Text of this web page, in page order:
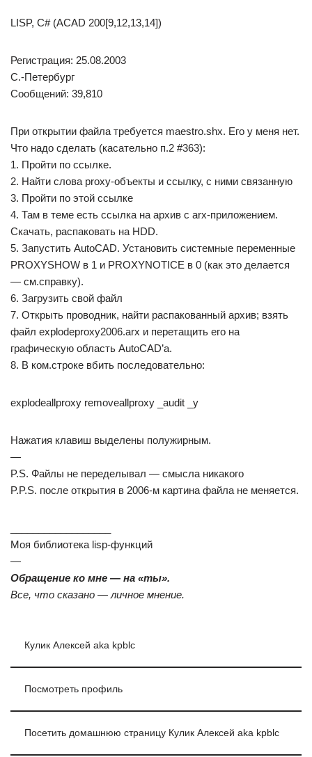
LISP, C# (ACAD 200[9,12,13,14])
Регистрация: 25.08.2003
С.-Петербург
Сообщений: 39,810
При открытии файла требуется maestro.shx. Его у меня нет.
Что надо сделать (касательно п.2 #363):
1. Пройти по ссылке.
2. Найти слова proxy-объекты и ссылку, с ними связанную
3. Пройти по этой ссылке
4. Там в теме есть ссылка на архив с arx-приложением.
Скачать, распаковать на HDD.
5. Запустить AutoCAD. Установить системные переменные
PROXYSHOW в 1 и PROXYNOTICE в 0 (как это делается
— см.справку).
6. Загрузить свой файл
7. Открыть проводник, найти распакованный архив; взять
файл explodeproxy2006.arx и перетащить его на
графическую область AutoCAD’a.
8. В ком.строке вбить последовательно:
explodeallproxy removeallproxy _audit _y
Нажатия клавиш выделены полужирным.
—
P.S. Файлы не переделывал — смысла никакого
P.P.S. после открытия в 2006-м картина файла не меняется.
Моя библиотека lisp-функций
—
Обращение ко мне — на «ты».
Все, что сказано — личное мнение.
Кулик Алексей aka kpblc
Посмотреть профиль
Посетить домашнюю страницу Кулик Алексей aka kpblc